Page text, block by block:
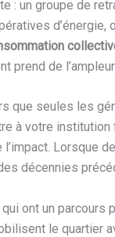
: un groupe de
prend de
que seules les
à votre
Lorsque
décennies
ont un
le quartier